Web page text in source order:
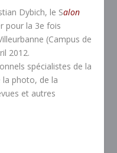
Dybich, le Salon
pour la 3e fois
(Campus de
2012.
spécialistes de la
la photo, de la
et autres